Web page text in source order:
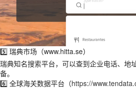
5️⃣ 瑞典市场（www.hitta.se）
瑞典知名搜索平台，可以查到企业电话、地
备。
6️⃣ 全球海关数据平台（https://